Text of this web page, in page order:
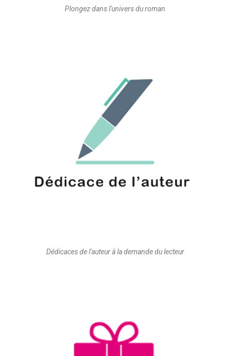
Plongez dans l'univers du roman
Dédicaces de l'auteur à la demande du lecteur